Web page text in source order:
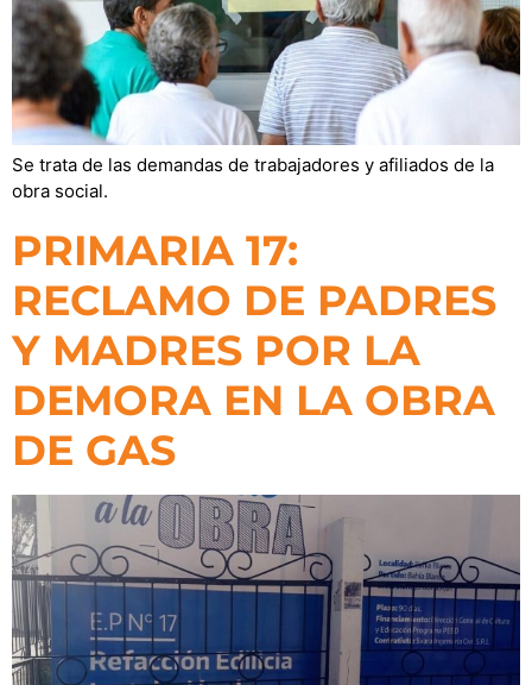
Se trata de las demandas de trabajadores y afiliados de la
obra social.
PRIMARIA 17:
RECLAMO DE PADRES
Y MADRES POR LA
DEMORA EN LA OBRA
DE GAS